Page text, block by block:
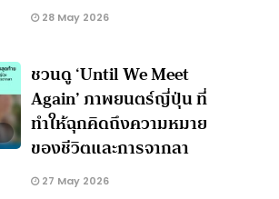
28 May 2026
ชวนดู ‘Until We Meet
Again’ ภาพยนตร์ญี่ปุ่น ที่
ทำให้ฉุกคิดถึงความหมาย
ของชีวิตและการจากลา
27 May 2026